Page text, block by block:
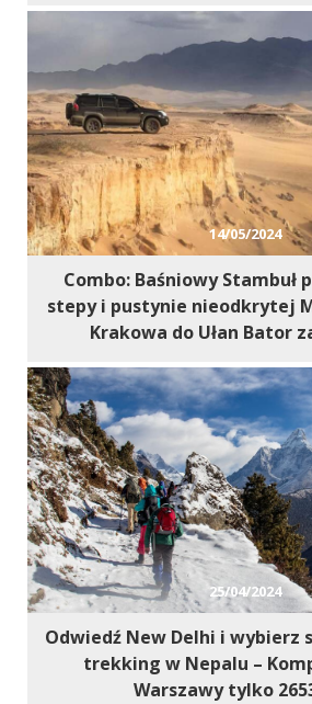
14/05/2024
Combo: Baśniowy Stambuł
stepy i pustynie nieodkrytej
Krakowa do Ułan Bator
25/04/2024
Odwiedź New Delhi i wybierz
trekking w Nepalu –
Warszawy tylko